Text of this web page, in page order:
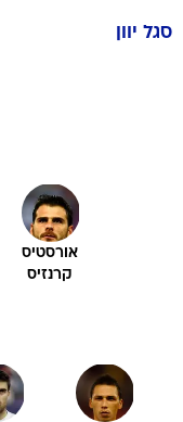
סגל יוון
אורסטיס
קרנזיס